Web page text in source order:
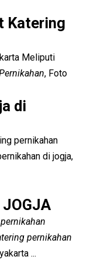
Katering
Meliputi
, Foto
di
pernikahan
di jogja,
JOGJA
pernikahan
...